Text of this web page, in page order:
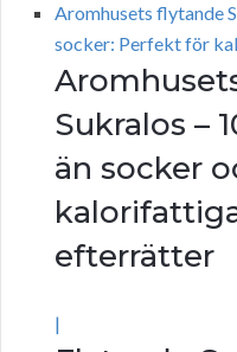
Aromhusets flytande
socker: Perfekt för
Sukralos –
än socker
efterrätter
|